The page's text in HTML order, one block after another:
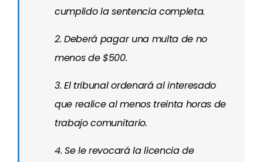
cumplido la sentencia completa.
2. Deberá pagar una multa de no
menos de $500.
3. El tribunal ordenará al interesado
que realice al menos treinta horas de
trabajo comunitario.
4. Se le revocará la licencia de